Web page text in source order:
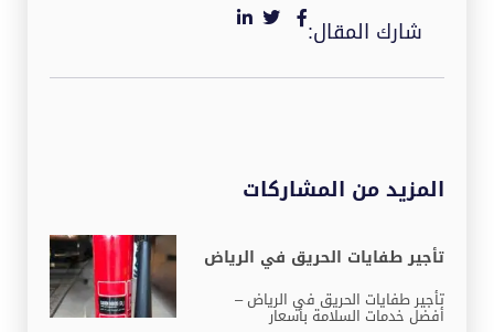
شارك المقال:
المزيد من المشاركات
تأجير طفايات الحريق في الرياض
تأجير طفايات الحريق في الرياض –
أفضل خدمات السلامة بأسعار